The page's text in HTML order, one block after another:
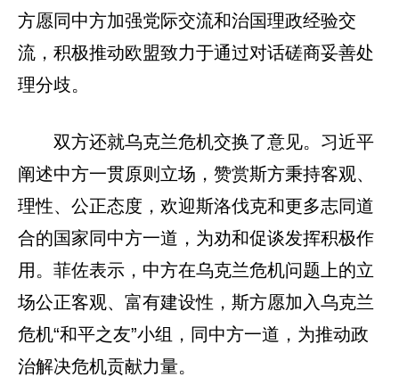
方愿同中方加强党际交流和治国理政经验交
流，积极推动欧盟致力于通过对话磋商妥善处
理分歧。
双方还就乌克兰危机交换了意见。习近平
阐述中方一贯原则立场，赞赏斯方秉持客观、
理性、公正态度，欢迎斯洛伐克和更多志同道
合的国家同中方一道，为劝和促谈发挥积极作
用。菲佐表示，中方在乌克兰危机问题上的立
场公正客观、富有建设性，斯方愿加入乌克兰
危机“和平之友”小组，同中方一道，为推动政
治解决危机贡献力量。